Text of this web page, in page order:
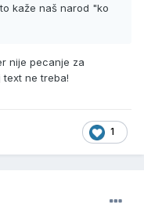
kaže naš narod "ko
nije pecanje za
ne treba!
1